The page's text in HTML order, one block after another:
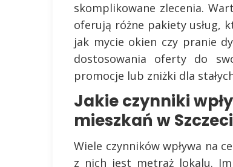
skomplikowane zlecenia.
oferują różne pakiety usług,
jak mycie okien czy pranie
dostosowania oferty do
promocje lub zniżki dla
Jakie czynniki
mieszkań w
Wiele czynników wpływa na
z nich jest metraż lokalu.